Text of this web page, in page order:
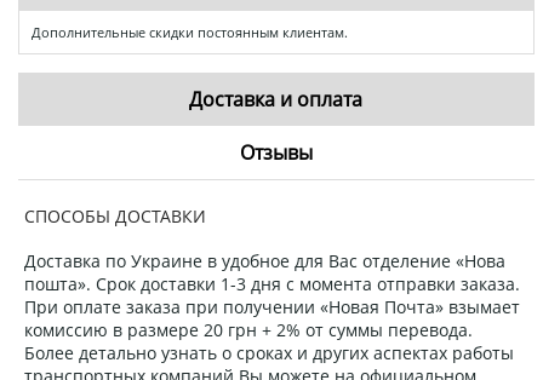
Дополнительные скидки постоянным клиентам.
Доставка и оплата
Отзывы
СПОСОБЫ ДОСТАВКИ
Доставка по Украине в удобное для Вас отделение «Нова
пошта». Срок доставки 1-3 дня с момента отправки заказа.
При оплате заказа при получении «Новая Почта» взымает
комиссию в размере 20 грн + 2% от суммы перевода.
Более детально узнать о сроках и других аспектах работы
транспортных компаний Вы можете на официальном